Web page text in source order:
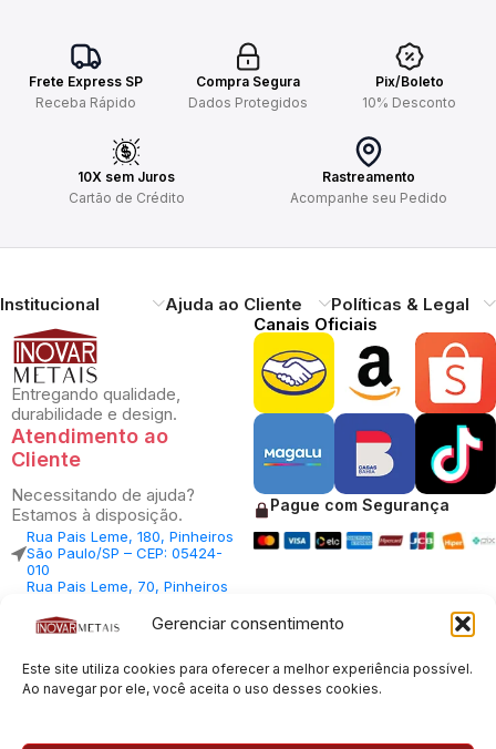
Gerenciar consentimento
Este site utiliza cookies para oferecer a melhor experiência possível.
Ao navegar por ele, você aceita o uso desses cookies.
Frete Express SP
Receba Rápido
Compra Segura
Dados Protegidos
Pix/Boleto
10% Desconto
10X sem Juros
Cartão de Crédito
Rastreamento
Acompanhe seu Pedido
Institucional Ajuda ao Cliente Políticas & Legal
Entregando qualidade,
durabilidade e design.
Atendimento ao
Cliente
Necessitando de ajuda?
Estamos à disposição.
Rua Pais Leme, 180, Pinheiros
São Paulo/SP – CEP: 05424-
010
Rua Pais Leme, 70, Pinheiros
010
Central Vendas: (11) 98812-
Central Atendimento: (11)
94535-7237
Canais Oficiais
Pague com Segurança